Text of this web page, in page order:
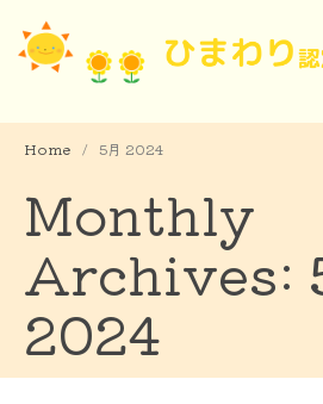
Home / 5月 2024
Monthly
Archives:
2024